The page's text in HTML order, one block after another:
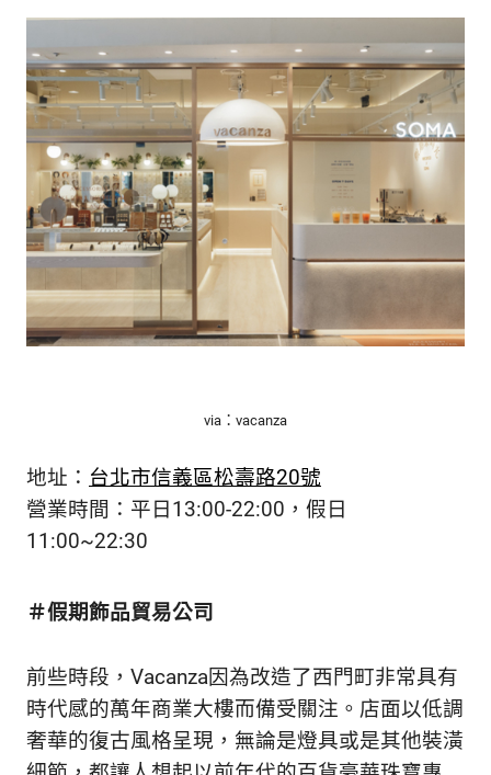
via：vacanza
地址： 台北市信義區松壽路20號
營業時間：平日13:00-22:00，假日
11:00~22:30
＃假期飾品貿易公司
前些時段，Vacanza因為改造了西門町非常具有
時代感的萬年商業大樓而備受關注。店面以低調
奢華的復古風格呈現，無論是燈具或是其他裝潢